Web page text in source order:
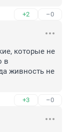
+2 –0
которые не
в
живность не
+3 –0